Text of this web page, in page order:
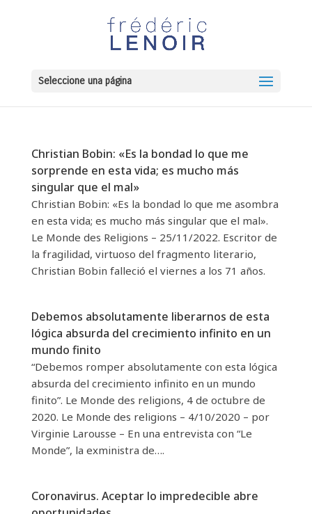
Seleccione una página
Christian Bobin: «Es la bondad lo que me
sorprende en esta vida; es mucho más
singular que el mal»
Christian Bobin: «Es la bondad lo que me asombra
en esta vida; es mucho más singular que el mal».
Le Monde des Religions – 25/11/2022. Escritor de
la fragilidad, virtuoso del fragmento literario,
Christian Bobin falleció el viernes a los 71 años.
Debemos absolutamente liberarnos de esta
lógica absurda del crecimiento infinito en un
mundo finito
“Debemos romper absolutamente con esta lógica
absurda del crecimiento infinito en un mundo
finito”. Le Monde des religions, 4 de octubre de
2020. Le Monde des religions – 4/10/2020 – por
Virginie Larousse – En una entrevista con “Le
Monde”, la exministra de….
Coronavirus. Aceptar lo impredecible abre